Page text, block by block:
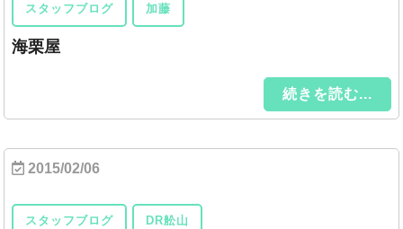
スタッフブログ 加藤
海栗屋
続きを読む...
2015/02/06
スタッフブログ DR舩山